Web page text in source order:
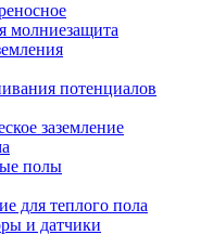
молниезащита
потенциалов
заземление
полы
для теплого пола
и датчики